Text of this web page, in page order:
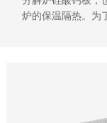
炉的保温隔热。为